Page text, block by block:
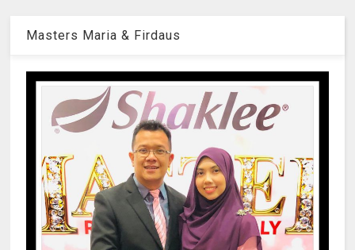
Masters Maria & Firdaus